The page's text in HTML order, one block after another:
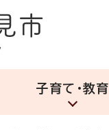
子育て・教育